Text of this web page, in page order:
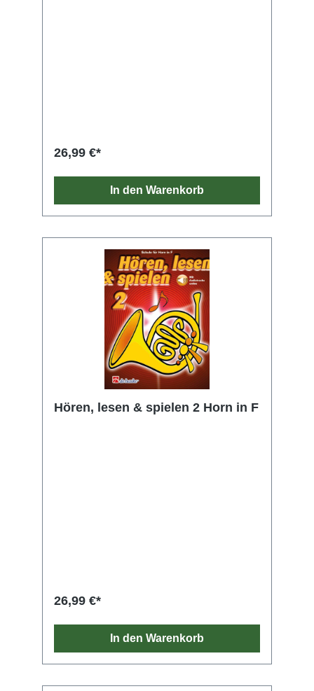
26,99 €*
In den Warenkorb
Hören, lesen & spielen 2 Horn in F
26,99 €*
In den Warenkorb